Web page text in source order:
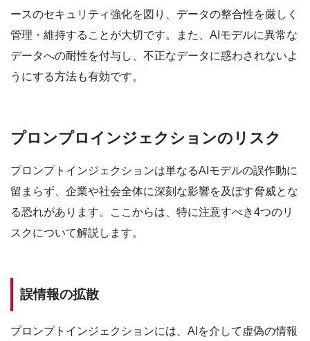
ースのセキュリティ強化を図り、データの整合性を厳しく
管理・維持することが大切です。また、AIモデルに異常な
データへの耐性を付与し、不正なデータに惑わされないよ
うにする方法も有効です。
プロンプロインジェクションのリスク
プロンプトインジェクションは単なるAIモデルの誤作動に
留まらず、企業や社会全体に深刻な影響を及ぼす脅威とな
る恐れがあります。ここからは、特に注意すべき4つのリ
スクについて解説します。
誤情報の拡散
プロンプトインジェクションには、AIを介して虚偽の情報